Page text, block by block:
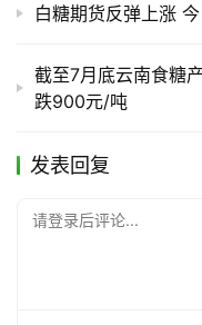
白糖期货反弹上涨
截至7月底云南食糖
跌900元/吨
发表回复
请登录后评论...